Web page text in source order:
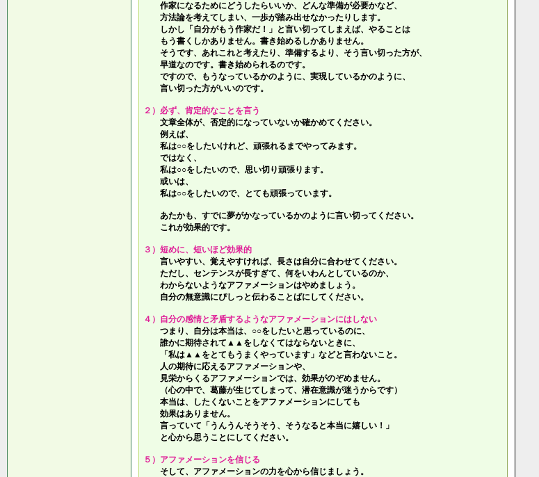
作家になるためにどうしたらいいか、どんな準備が必要かなど、
方法論を考えてしまい、一歩が踏み出せなかったりします。
しかし「自分がもう作家だ！」と言い切ってしまえば、やることは
もう書くしかありません。書き始めるしかありません。
そうです、あれこれと考えたり、準備するより、そう言い切った方が、
早道なのです。書き始められるのです。
ですので、もうなっているかのように、実現しているかのように、
言い切った方がいいのです。
２）必ず、肯定的なことを言う
文章全体が、否定的になっていないか確かめてください。
例えば、
私は○○をしたいけれど、頑張れるまでやってみます。
ではなく、
私は○○をしたいので、思い切り頑張ります。
或いは、
私は○○をしたいので、とても頑張っています。
あたかも、すでに夢がかなっているかのように言い切ってください。
これが効果的です。
３）短めに、短いほど効果的
言いやすい、覚えやすければ、長さは自分に合わせてください。
ただし、センテンスが長すぎて、何をいわんとしているのか、
わからないようなアファメーションはやめましょう。
自分の無意識にぴしっと伝わることばにしてください。
４）自分の感情と矛盾するようなアファメーションにはしない
つまり、自分は本当は、○○をしたいと思っているのに、
誰かに期待されて▲▲をしなくてはならないときに、
「私は▲▲をとてもうまくやっています」などと言わないこと。
人の期待に応えるアファメーションや、
見栄からくるアファメーションでは、効果がのぞめません。
（心の中で、葛藤が生じてしまって、潜在意識が迷うからです）
本当は、したくないことをアファメーションにしても
効果はありません。
言っていて 「うんうんそうそう、そうなると本当に嬉しい！」
と心から思うことにしてください。
５）アファメーションを信じる
そして、アファメーションの力を心から信じましょう。